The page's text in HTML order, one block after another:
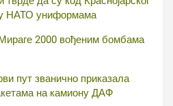
НАТО униформама
2000 вођеним бомбама
пут званично приказала
на камиону ДАФ